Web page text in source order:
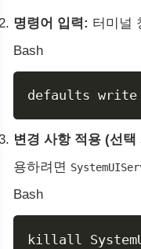
명령어 입력: 터미널
Bash
변경 사항 적용 (선
용하려면
Bash